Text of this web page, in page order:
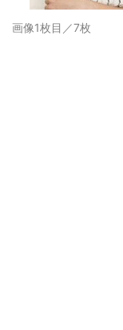
画像1枚目／7枚